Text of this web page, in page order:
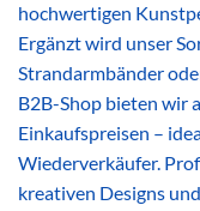
hochwertigen
Ergänzt wird unser
Strandarmbänder
B2B-Shop bieten wir
Einkaufspreisen –
Wiederverkäufer.
kreativen Designs